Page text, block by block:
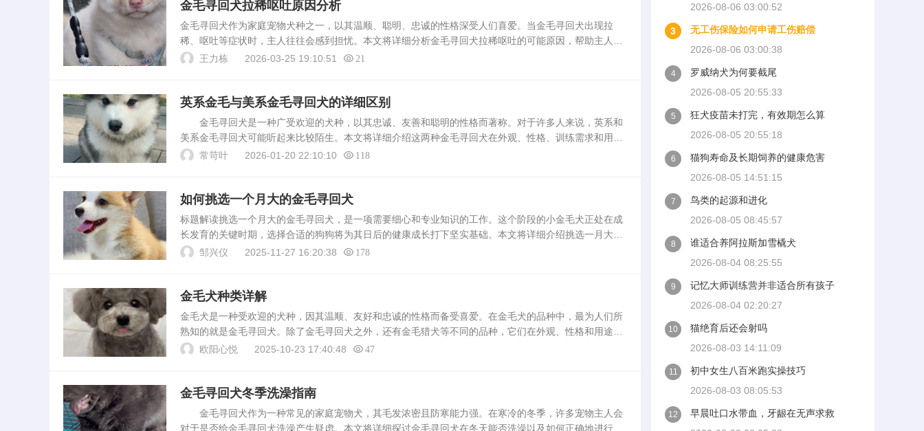
金毛寻回犬拉稀呕吐原因分析
金毛寻回犬作为家庭宠物犬种之一，以其温顺、聪明、忠诚的性格深受人们喜爱。当金毛寻回犬出现拉
稀、呕吐等症状时，主人往往会感到担忧。本文将详细分析金毛寻回犬拉稀呕吐的可能原因，帮助主人更
好地理解和应对这一问题。金毛寻回犬拉稀呕吐的常见原因1. 食物问题：金毛寻回犬的肠胃较为敏感，食
王力栋 2026-03-25 19:10:51 21
英系金毛与美系金毛寻回犬的详细区别
金毛寻回犬是一种广受欢迎的犬种，以其忠诚、友善和聪明的性格而著称。对于许多人来说，英系和
美系金毛寻回犬可能听起来比较陌生。本文将详细介绍这两种金毛寻回犬在外观、性格、训练需求和用途
等方面的区别。英系金毛寻回犬英系金毛寻回犬源自英国，具有独特的外观特征。它们的毛色多为浅金色
常苛叶 2026-01-20 22:10:10 118
如何挑选一个月大的金毛寻回犬
标题解读挑选一个月大的金毛寻回犬，是一项需要细心和专业知识的工作。这个阶段的小金毛犬正处在成
长发育的关键时期，选择合适的狗狗将为其日后的健康成长打下坚实基础。本文将详细介绍挑选一月大金
毛犬的注意事项和方法。挑选步骤及要点1. 选择可信赖的繁殖场或宠物店 在挑选金毛寻回犬之前，首
邹兴仪 2025-11-27 16:20:38 178
金毛犬种类详解
金毛犬是一种受欢迎的犬种，因其温顺、友好和忠诚的性格而备受喜爱。在金毛犬的品种中，最为人们所
熟知的就是金毛寻回犬。除了金毛寻回犬之外，还有金毛猎犬等不同的品种，它们在外观、性格和用途上
都有所不同。金毛寻回犬金毛寻回犬是一种中等体型的犬种，拥有浓密的金色被毛和友好的性格。它们通
欧阳心悦 2025-10-23 17:40:48 47
金毛寻回犬冬季洗澡指南
金毛寻回犬作为一种常见的家庭宠物犬，其毛发浓密且防寒能力强。在寒冷的冬季，许多宠物主人会
对于是否给金毛寻回犬洗澡产生疑虑。本文将详细探讨金毛寻回犬在冬天能否洗澡以及如何正确地进行洗
2026-08-06 03:00:52
3
无工伤保险如何申请工伤赔偿
2026-08-06 03:00:38
4
罗威纳犬为何要截尾
2026-08-05 20:55:33
5
狂犬疫苗未打完，有效期怎么算
2026-08-05 20:55:18
6
猫狗寿命及长期饲养的健康危害
2026-08-05 14:51:15
7
鸟类的起源和进化
2026-08-05 08:45:57
8
谁适合养阿拉斯加雪橇犬
2026-08-04 08:25:55
9
记忆大师训练营并非适合所有孩子
2026-08-04 02:20:27
10
猫绝育后还会射吗
2026-08-03 14:11:09
11
初中女生八百米跑实操技巧
2026-08-03 08:05:53
12
早晨吐口水带血，牙龈在无声求救